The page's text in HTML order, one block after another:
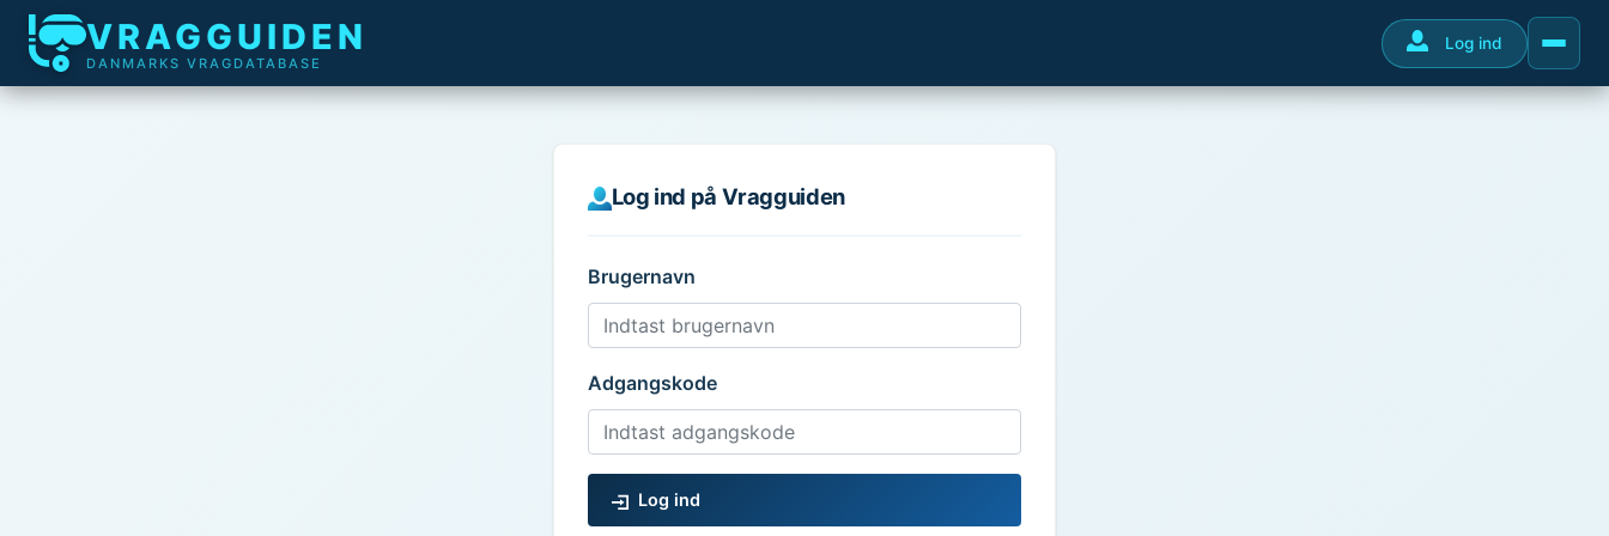
VRAGGUIDEN
DANMARKS VRAGDATABASE
Log ind
Log ind på Vragguiden
Brugernavn
Adgangskode
Log ind